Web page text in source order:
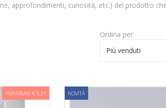
approfondimenti, curiosità, etc.) del prodotto
Ordina per:
Più venduti
RISPARMIO € 0,31 NOVITÀ